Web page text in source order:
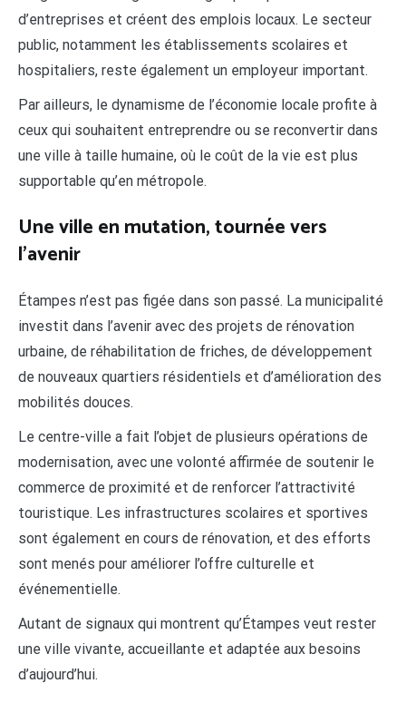
d’entreprises et créent des emplois locaux. Le secteur
public, notamment les établissements scolaires et
hospitaliers, reste également un employeur important.
Par ailleurs, le dynamisme de l’économie locale profite à
ceux qui souhaitent entreprendre ou se reconvertir dans
une ville à taille humaine, où le coût de la vie est plus
supportable qu’en métropole.
Une ville en mutation, tournée vers
l’avenir
Étampes n’est pas figée dans son passé. La municipalité
investit dans l’avenir avec des projets de rénovation
urbaine, de réhabilitation de friches, de développement
de nouveaux quartiers résidentiels et d’amélioration des
mobilités douces.
Le centre-ville a fait l’objet de plusieurs opérations de
modernisation, avec une volonté affirmée de soutenir le
commerce de proximité et de renforcer l’attractivité
touristique. Les infrastructures scolaires et sportives
sont également en cours de rénovation, et des efforts
sont menés pour améliorer l’offre culturelle et
événementielle.
Autant de signaux qui montrent qu’Étampes veut rester
une ville vivante, accueillante et adaptée aux besoins
d’aujourd’hui.